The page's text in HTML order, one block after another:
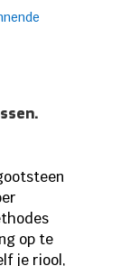
op te
je riool,